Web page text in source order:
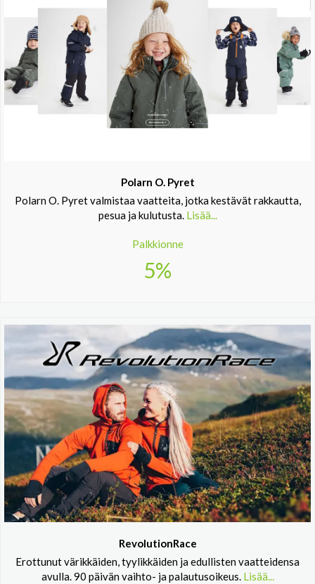
Polarn O. Pyret
Polarn O. Pyret valmistaa vaatteita, jotka kestävät rakkautta,
pesua ja kulutusta. Lisää...
Palkkionne
5%
RevolutionRace
Erottunut värikkäiden, tyylikkäiden ja edullisten vaatteidensa
avulla. 90 päivän vaihto- ja palautusoikeus. Lisää...